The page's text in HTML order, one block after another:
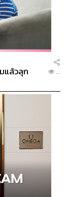
แล้วลุก ...